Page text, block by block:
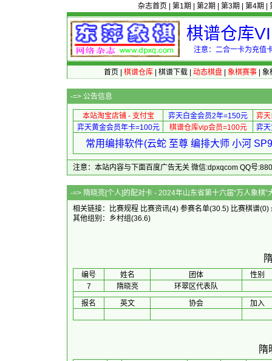
杂志首页 第1期 第2期 第3期 第4期
棋谱仓库
注意：二合一卡为充值
首页 棋谱仓库| 棋谱下载| 动态棋盘| 象棋赛事| 象
-=> 公告信息
本站淘宝店铺 - 支付宝 弈天白金会员2年=150元
弈
弈天黄金会员年卡=100元
棋谱仓库vip会员=100元 弈
常用编排软件(云蛇 至尊 编排大师 小河
注意：本站内容与下面百度广告无关 微信:dpxqcom QQ号
-=> 隋晓亮[个人]的配对卡 - 2024年山东省第十六
相关链接：
比赛规程 比赛资讯(4) 参赛名单(30.5) 比赛棋谱(0)
其他组别： 乡村组(36.6)
编号 姓名 团体
性别
7
隋晓亮
环翠区代表队
报名
英文 协会 加入
隋